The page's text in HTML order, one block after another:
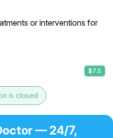
or interventions for
$7.5
is closed
— 24/7,